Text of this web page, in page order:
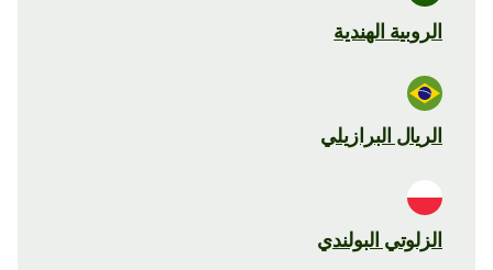
الروبية الهندية
الريال البرازيلي
الزلوتي البولندي